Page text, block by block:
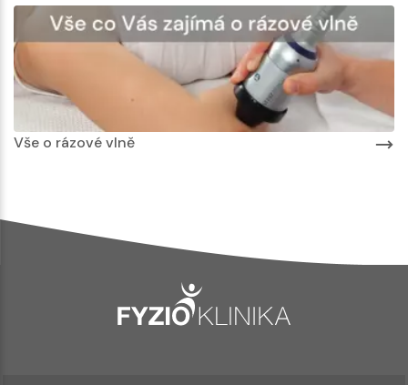
Vše o rázové vlně